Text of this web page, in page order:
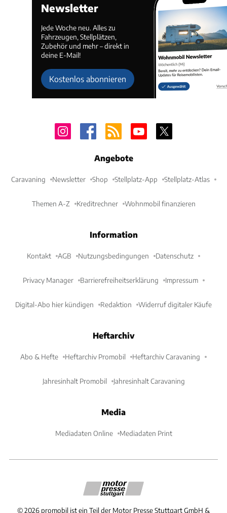
Newsletter
Jede Woche neu. Alles zu
Fahrzeugen, Stellplätzen,
Zubehör und mehr – direkt in
deine E-Mail!
Kostenlos abonnieren
Angebote
Caravaning Newsletter Shop Stellplatz-App Stellplatz-Atlas
Themen A-Z Kreditrechner Wohnmobil finanzieren
Information
Kontakt AGB Nutzungsbedingungen Datenschutz
Privacy Manager Barrierefreiheitserklärung Impressum
Digital-Abo hier kündigen Redaktion Widerruf digitaler Käufe
Heftarchiv
Abo & Hefte Heftarchiv Promobil Heftarchiv Caravaning
Jahresinhalt Promobil Jahresinhalt Caravaning
Media
Mediadaten Online Mediadaten Print
©2026 promobil ist ein Teil der Motor Presse Stuttgart GmbH &